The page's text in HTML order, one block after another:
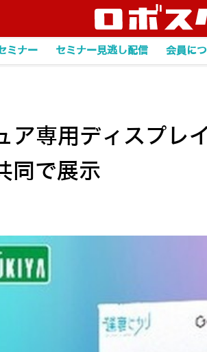
ミナー セミナー見逃し配信 会員に
ア専用ディスプ
同で展示